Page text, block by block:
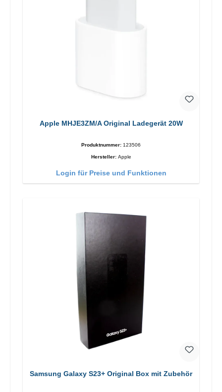
Apple MHJE3ZM/A Original Ladegerät 20W
Produktnummer: 123506
Hersteller: Apple
Login für Preise und Funktionen
Samsung Galaxy S23+ Original Box mit Zubehör